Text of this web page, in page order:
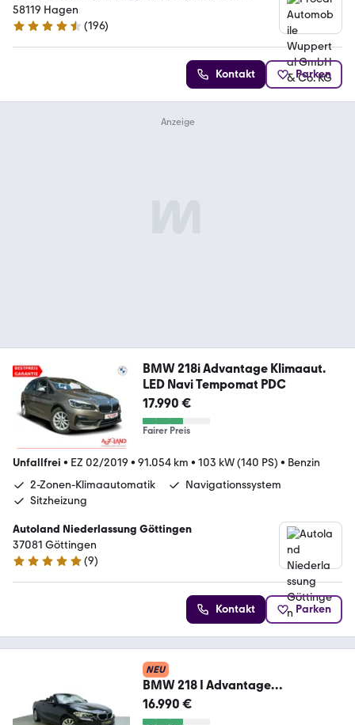
58119 Hagen
4.7 Sterne
(196)
Kontakt Parken
BMW 218i Advantage Klimaaut.
LED Navi Tempomat PDC
17.990 €
Fairer Preis
Unfallfrei • EZ 02/2019 • 91.054 km • 103 kW (140 PS) • Benzin
2-Zonen-Klimaautomatik
Navigationssystem
Sitzheizung
Autoland Niederlassung Göttingen
37081 Göttingen
5 Sterne
(9)
Kontakt Parken
NEU
BMW 218 I Advantage
LEDER*NAVI*XENON*TEMPO*SH
16.990 €